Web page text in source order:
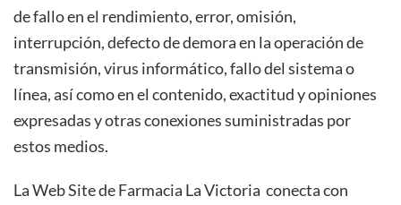
de fallo en el rendimiento, error, omisión,
interrupción, defecto de demora en la operación de
transmisión, virus informático, fallo del sistema o
línea, así como en el contenido, exactitud y opiniones
expresadas y otras conexiones suministradas por
estos medios.
La Web Site de Farmacia La Victoria conecta con